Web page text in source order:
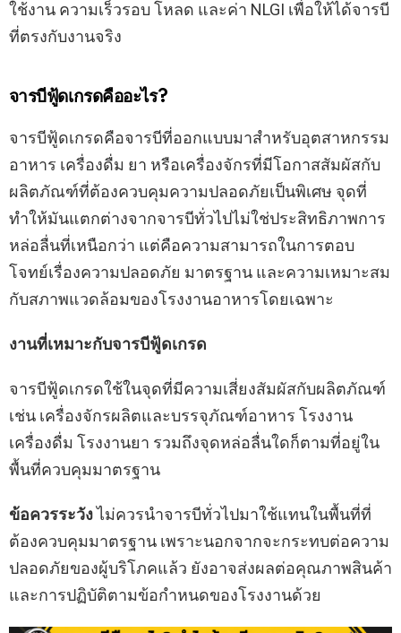
ใช้งาน ความเร็วรอบ โหลด และค่า NLGI เพื่อให้ได้จารบี
ที่ตรงกับงานจริง
จารบีฟู้ดเกรดคืออะไร?
จารบีฟู้ดเกรดคือจารบีที่ออกแบบมาสำหรับอุตสาหกรรม
อาหาร เครื่องดื่ม ยา หรือเครื่องจักรที่มีโอกาสสัมผัสกับ
ผลิตภัณฑ์ที่ต้องควบคุมความปลอดภัยเป็นพิเศษ จุดที่
ทำให้มันแตกต่างจากจารบีทั่วไปไม่ใช่ประสิทธิภาพการ
หล่อลื่นที่เหนือกว่า แต่คือความสามารถในการตอบ
โจทย์เรื่องความปลอดภัย มาตรฐาน และความเหมาะสม
กับสภาพแวดล้อมของโรงงานอาหารโดยเฉพาะ
งานที่เหมาะกับจารบีฟู้ดเกรด
จารบีฟู้ดเกรดใช้ในจุดที่มีความเสี่ยงสัมผัสกับผลิตภัณฑ์
เช่น เครื่องจักรผลิตและบรรจุภัณฑ์อาหาร โรงงาน
เครื่องดื่ม โรงงานยา รวมถึงจุดหล่อลื่นใดก็ตามที่อยู่ใน
พื้นที่ควบคุมมาตรฐาน
ข้อควรระวังไม่ควรนำจารบีทั่วไปมาใช้แทนในพื้นที่ที่
ต้องควบคุมมาตรฐาน เพราะนอกจากจะกระทบต่อความ
ปลอดภัยของผู้บริโภคแล้ว ยังอาจส่งผลต่อคุณภาพสินค้า
และการปฏิบัติตามข้อกำหนดของโรงงานด้วย